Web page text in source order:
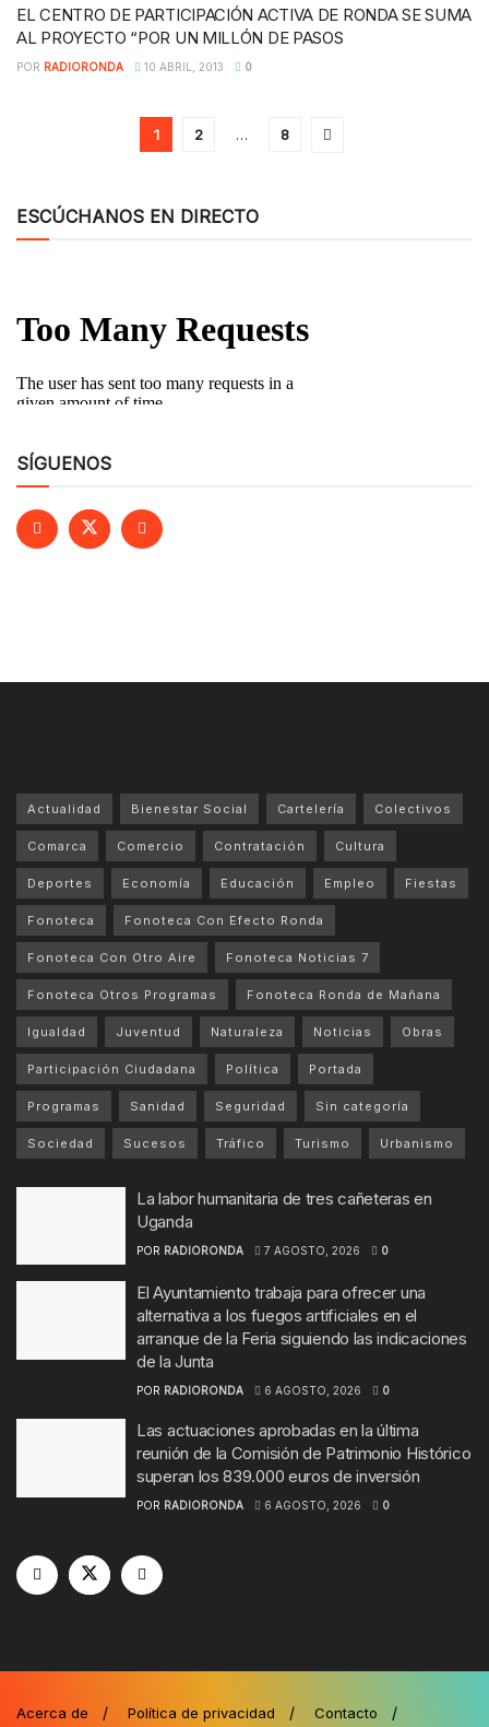
EL CENTRO DE PARTICIPACIÓN ACTIVA DE RONDA SE SUMA
AL PROYECTO “POR UN MILLÓN DE PASOS
POR RADIORONDA 10 ABRIL, 2013 0
1 2 … 8
ESCÚCHANOS EN DIRECTO
SÍGUENOS
Actualidad Bienestar Social Cartelería Colectivos
Comarca Comercio Contratación Cultura
Deportes Economía Educación Empleo Fiestas
Fonoteca Fonoteca Con Efecto Ronda
Fonoteca Con Otro Aire Fonoteca Noticias 7
Fonoteca Otros Programas Fonoteca Ronda de Mañana
Igualdad Juventud Naturaleza Noticias Obras
Participación Ciudadana Política Portada
Programas Sanidad Seguridad Sin categoría
Sociedad Sucesos Tráfico Turismo Urbanismo
La labor humanitaria de tres cañeteras en
Uganda
POR RADIORONDA 7 AGOSTO, 2026 0
El Ayuntamiento trabaja para ofrecer una
alternativa a los fuegos artificiales en el
arranque de la Feria siguiendo las indicaciones
de la Junta
POR RADIORONDA 6 AGOSTO, 2026 0
Las actuaciones aprobadas en la última
reunión de la Comisión de Patrimonio Histórico
superan los 839.000 euros de inversión
POR RADIORONDA 6 AGOSTO, 2026 0
Acerca de Política de privacidad Contacto